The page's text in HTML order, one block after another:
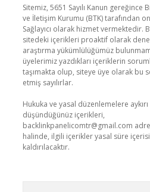
Sitemiz, 5651 Sayılı Kanun gereğince
ve İletişim Kurumu (BTK) tarafından
Sağlayıcı olarak hizmet vermektedir.
sitedeki içerikleri proaktif olarak
araştırma yükümlülüğümüz
üyelerimiz yazdıkları içeriklerin
taşımakta olup, siteye üye olarak bu
etmiş sayılırlar.
Hukuka ve yasal düzenlemelere
düşündüğünüz içerikleri,
backlinkpanelicomtr@gmail.com
halinde, ilgili içerikler yasal süre
kaldırılacaktır.